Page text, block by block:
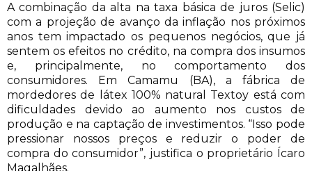
A combinação da alta na taxa básica de juros (Selic)
com a projeção de avanço da inflação nos próximos
anos tem impactado os pequenos negócios, que já
sentem os efeitos no crédito, na compra dos insumos
e, principalmente, no comportamento dos
consumidores. Em Camamu (BA), a fábrica de
mordedores de látex 100% natural Textoy está com
dificuldades devido ao aumento nos custos de
produção e na captação de investimentos. “Isso pode
pressionar nossos preços e reduzir o poder de
compra do consumidor”, justifica o proprietário Ícaro
Magalhães.